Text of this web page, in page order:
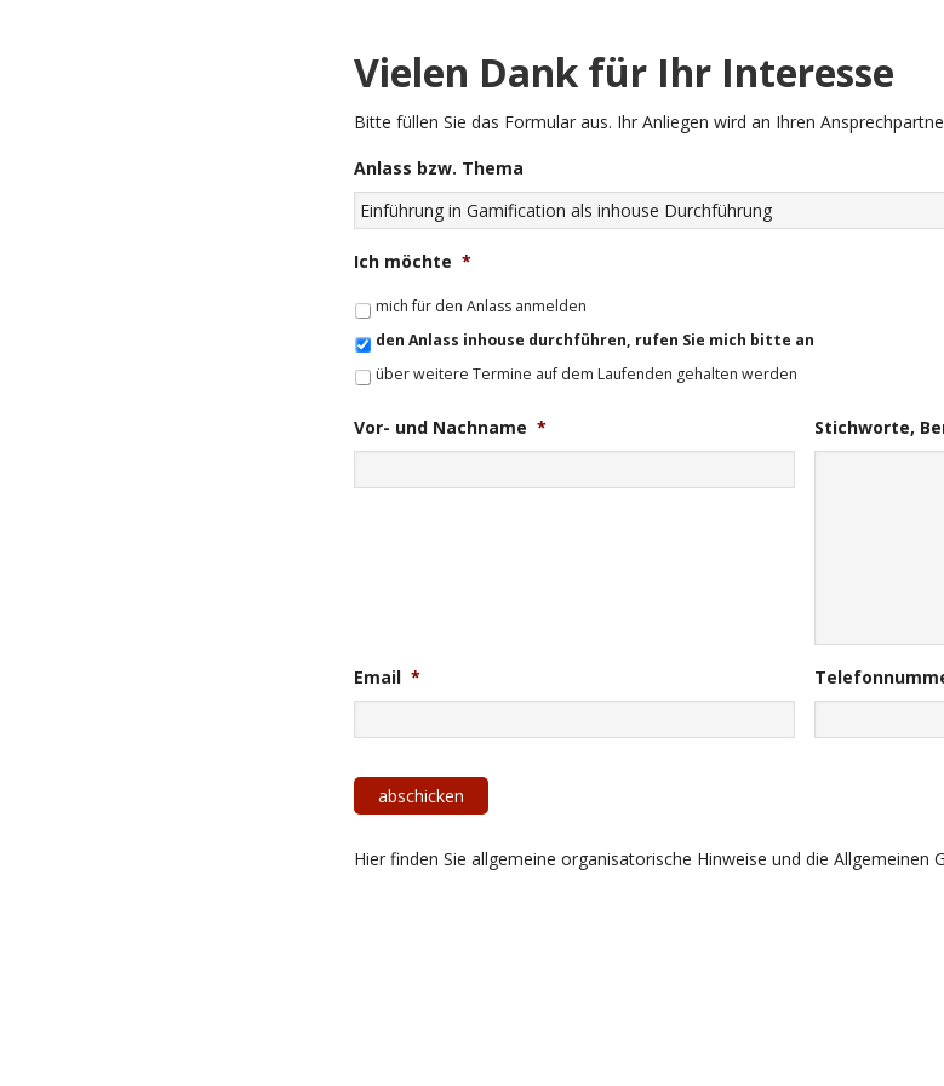
Vielen Dank für Ihr Interesse
Bitte füllen Sie das Formular aus. Ihr Anliegen wird an Ihren
Anlass bzw. Thema
Ich möchte *
mich für den Anlass anmelden
den Anlass inhouse durchführen, rufen Sie mich bitte an
über weitere Termine auf dem Laufenden gehalten werden
Vor- und Nachname * Stichworte,
Email *
Hier finden Sie allgemeine organisatorische Hinweise und die Allgemeinen